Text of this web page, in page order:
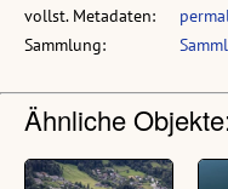
vollst. Metadaten:
Sammlung:
Ähnliche